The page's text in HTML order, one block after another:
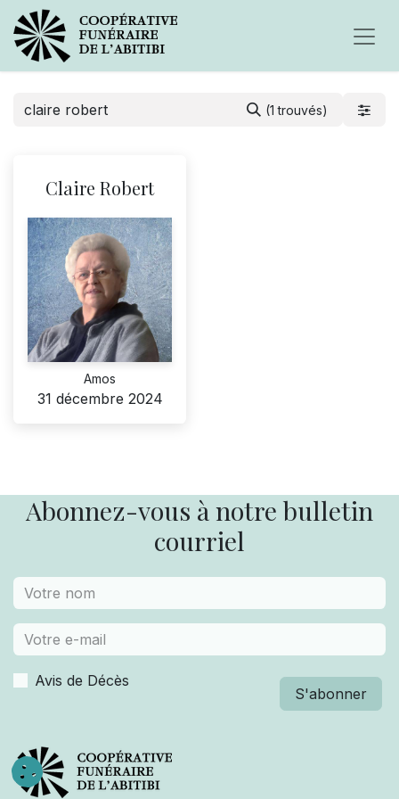
(1 trouvés)
Claire Robert
Amos
31 décembre 2024
Abonnez-vous à notre bulletin
courriel
Avis de Décès
S'abonner